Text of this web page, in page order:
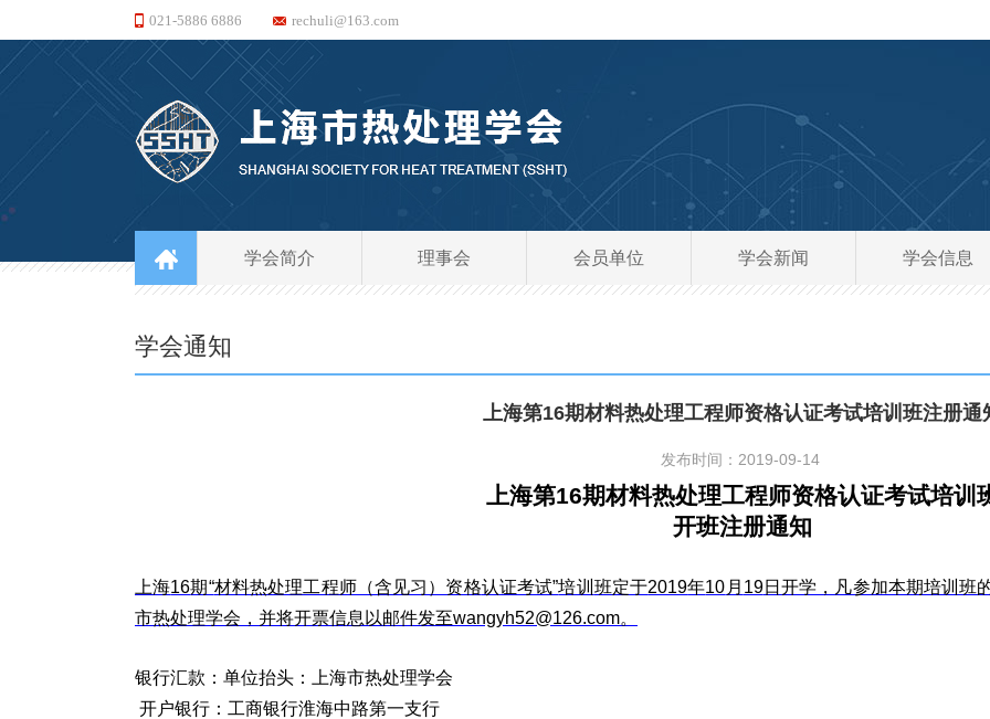
021-5886 6886 rechuli@163.com
学会简介 理事会 会员单位 学会新闻 学会信息
学会通知
上海第16期材料热处理工程师资格认证考试培训班注册通
发布时间：2019-09-14
上海第16期材料热处理工程师资格认证考试培训
开班注册通知
上海16期“材料热处理工程师（含见习）资格认证考试”培训 班定于2019年10 月 19日开学，凡参加本期培训班
市热处理学会，并将开票信息以邮件发至wangyh52@126.com。
银行汇款： 单位抬头：上海市热处理学会
开户银行：工商银行淮海中路第一支行